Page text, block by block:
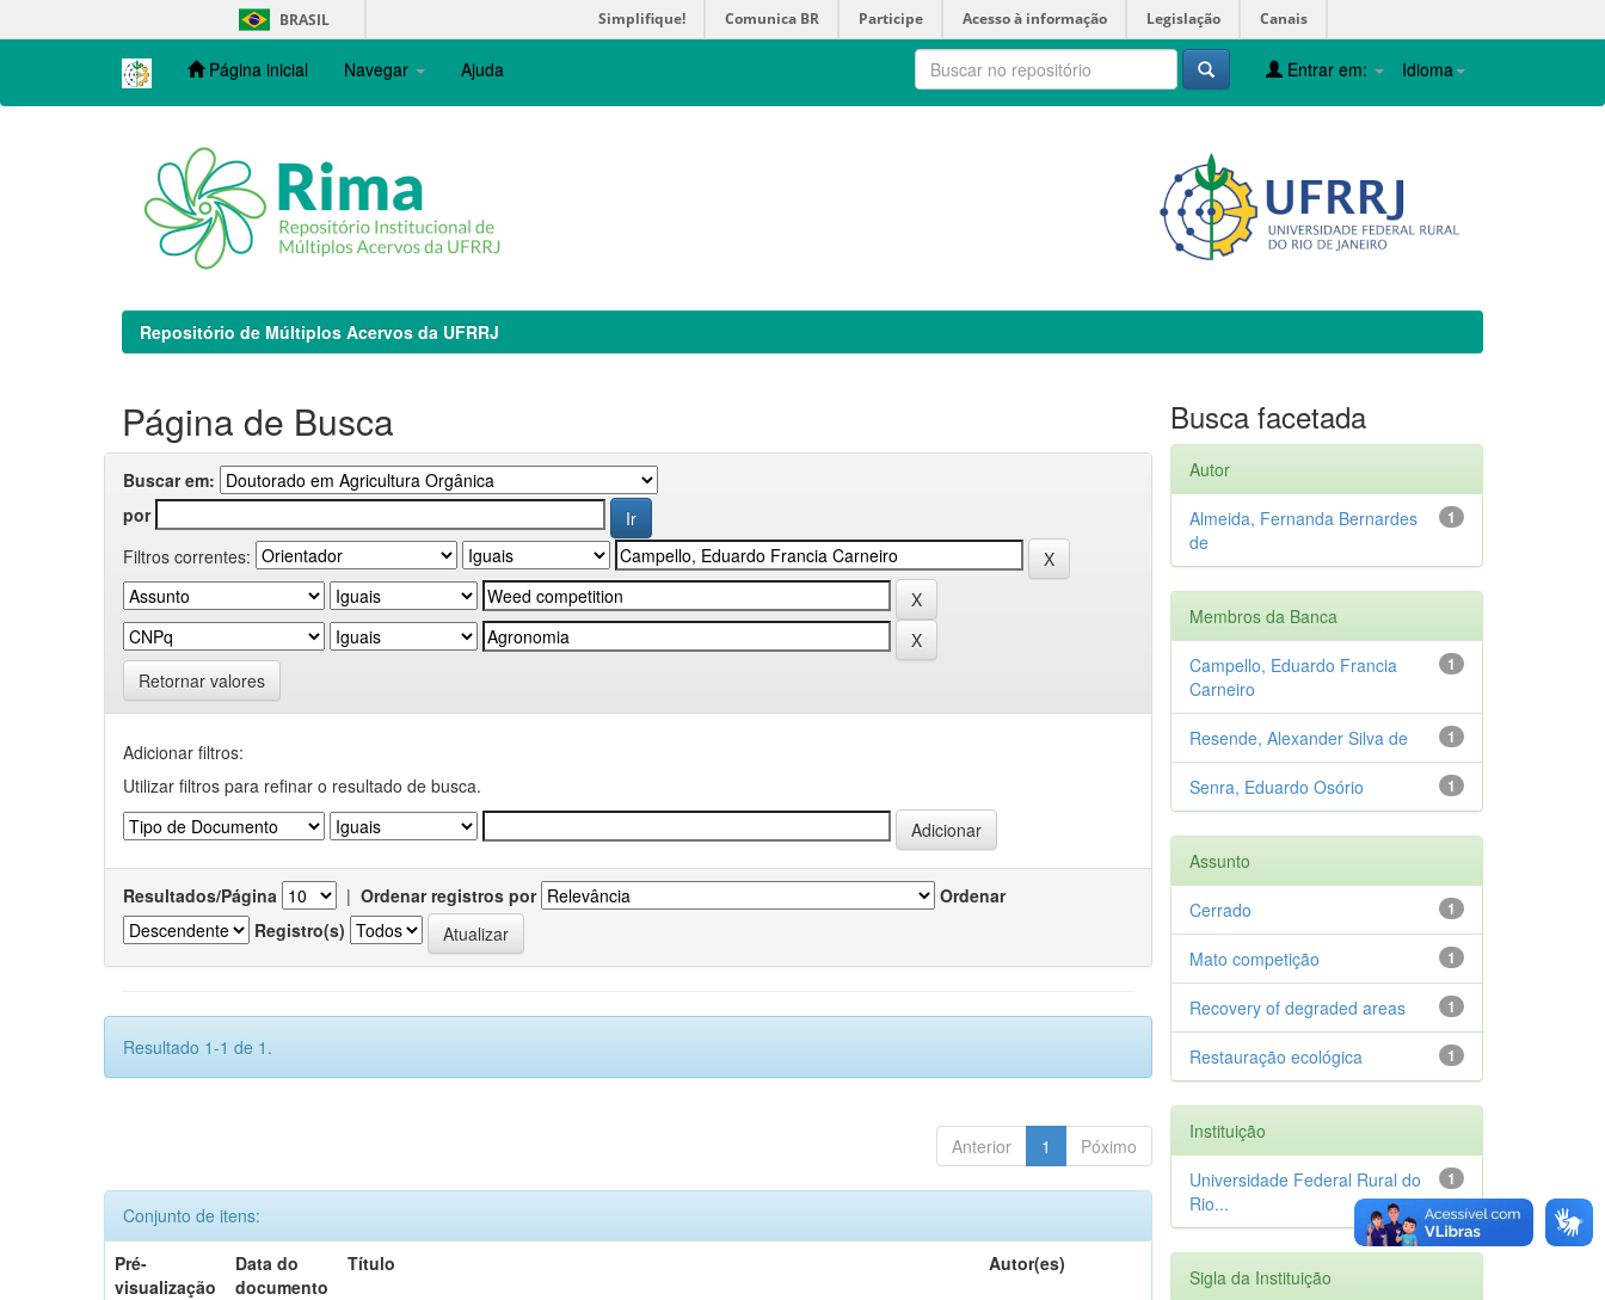
navigation
BRASIL Simplifique! Comunica BR Participe Acesso à informação Legislação Canais
Página inicial Navegar Ajuda Idioma
Entrar em:
Repositório de Múltiplos Acervos da UFRRJ
Página de Busca
Buscar em:
por
Filtros correntes:
Retornar valores
Adicionar filtros:
Utilizar filtros para refinar o resultado de busca.
Resultados/Página | Ordenar registros por
Ordenar
Registro(s)
Resultado 1-1 de 1.
Anterior 1 Póximo
Conjunto de itens:
Pré-
visualização
Data do
documento
Título Autor(es)
Busca facetada
Autor
1
Almeida, Fernanda Bernardes
de
Membros da Banca
1
Campello, Eduardo Francia
Carneiro
1
Resende, Alexander Silva de
1
Senra, Eduardo Osório
Assunto
1
Cerrado
1
Mato competição
1
Recovery of degraded areas
1
Restauração ecológica
Instituição
1
Universidade Federal Rural do
Rio...
Sigla da Instituição